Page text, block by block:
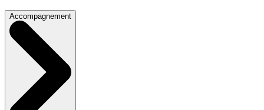
Accompagnement